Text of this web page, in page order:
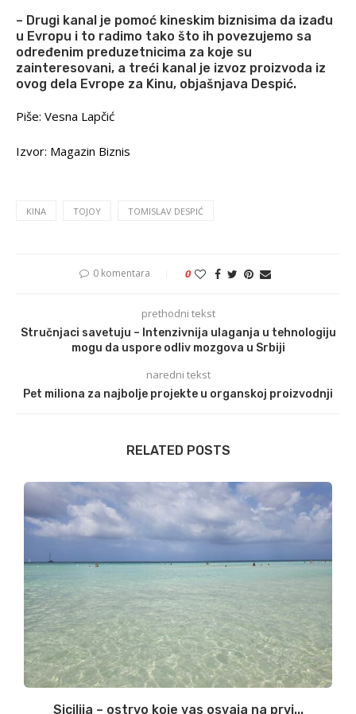
– Drugi kanal je pomoć kineskim biznisima da izađu
u Evropu i to radimo tako što ih povezujemo sa
određenim preduzetnicima za koje su
zainteresovani, a treći kanal je izvoz proizvoda iz
ovog dela Evrope za Kinu, objašnjava Despić.
Piše: Vesna Lapčić
Izvor: Magazin Biznis
KINA TOJOY TOMISLAV DESPIĆ
0 komentara 0
prethodni tekst
Stručnjaci savetuju – Intenzivnija ulaganja u tehnologiju
mogu da uspore odliv mozgova u Srbiji
naredni tekst
Pet miliona za najbolje projekte u organskoj proizvodnji
RELATED POSTS
Sicilija – ostrvo koje vas osvaja na prvi...